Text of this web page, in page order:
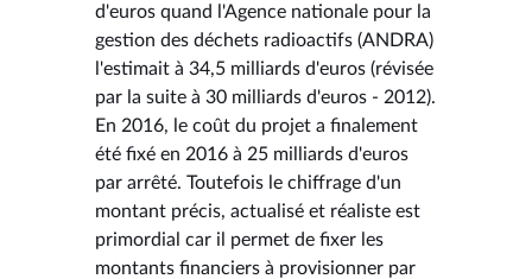
d'euros quand l'Agence nationale pour la
gestion des déchets radioactifs (ANDRA)
l'estimait à 34,5 milliards d'euros (révisée
par la suite à 30 milliards d'euros - 2012).
En 2016, le coût du projet a finalement
été fixé en 2016 à 25 milliards d'euros
par arrêté. Toutefois le chiffrage d'un
montant précis, actualisé et réaliste est
primordial car il permet de fixer les
montants financiers à provisionner par